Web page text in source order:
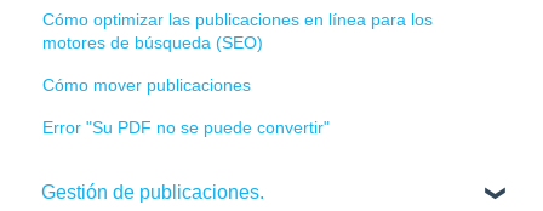
Cómo optimizar las publicaciones en línea para los
motores de búsqueda (SEO)
Cómo mover publicaciones
Error "Su PDF no se puede convertir"
Gestión de publicaciones.